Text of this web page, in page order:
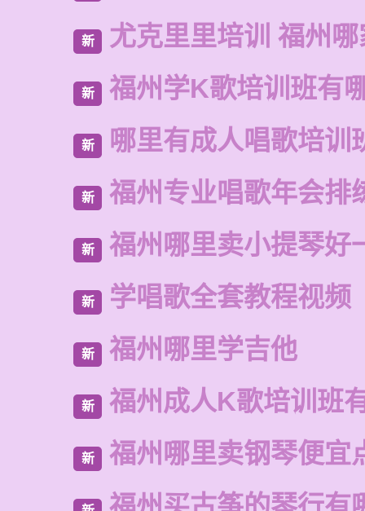
新 尤克里里培训 福州
新 福州学K歌培训班有
新 哪里有成人唱歌培训
新 福州专业唱歌年会排
新 福州哪里卖小提琴好
新 学唱歌全套教程视频
新 福州哪里学吉他
新 福州成人K歌培训班
新 福州哪里卖钢琴便宜